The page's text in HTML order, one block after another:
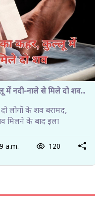
नदी-नाले से मिले दो शव...
लोगों के शव बरामद,
मिलने के बाद इला
a.m. 120